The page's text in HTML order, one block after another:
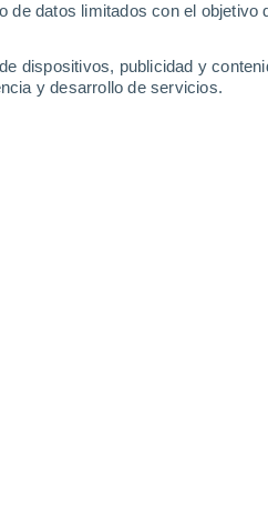
datos limitados con el objetivo
dispositivos, publicidad y
y desarrollo de servicios.
17°
10°
10°
Balneario
Buenos